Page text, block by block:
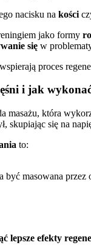
nacisku na kości
jako formy
się w
proces
i jak
masażu, która
skupiając się na
to:
masowana przez
lepsze efekty